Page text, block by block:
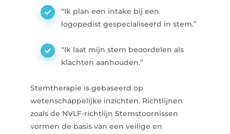
“Ik plan een intake bij een
logopedist gespecialiseerd in stem.”
“Ik laat mijn stem beoordelen als
klachten aanhouden.”
Stemtherapie is gebaseerd op
wetenschappelijke inzichten. Richtlijnen
zoals de NVLF-richtlijn Stemstoornissen
vormen de basis van een veilige en